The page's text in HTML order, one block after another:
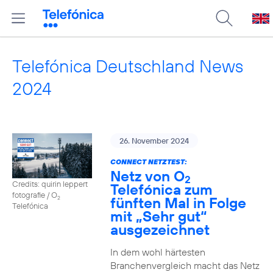
Telefónica Deutschland News
2024
Credits: quirin leppert
fotografie / O2
Telefónica
26. November 2024
CONNECT NETZTEST:
Netz von O2
Telefónica zum
fünften Mal in Folge
mit „Sehr gut“
ausgezeichnet
In dem wohl härtesten
Branchenvergleich macht das Netz